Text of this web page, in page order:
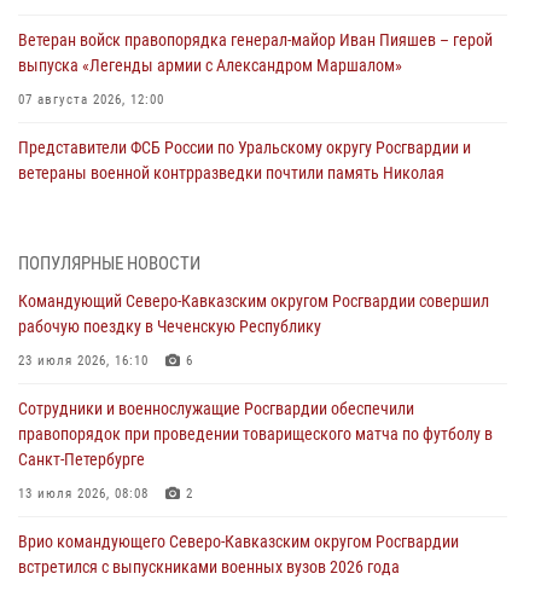
Ветеран войск правопорядка генерал-майор Иван Пияшев – герой
выпуска «Легенды армии с Александром Маршалом»
07 августа 2026, 12:00
Представители ФСБ России по Уральскому округу Росгвардии и
ветераны военной контрразведки почтили память Николая
Смольного собора в Санкт-Петербурге (видео)
07 августа 2026, 11:34
взрывобезопасности
07 августа 2026, 11:33
Рэпер ST посетил раненых росгвардейцев в Главном военном
07 августа 2026, 11:18 2
ПОПУЛЯРНЫЕ НОВОСТИ
Командующий Северо-Кавказским округом Росгвардии совершил
рабочую поездку в Чеченскую Республику
23 июля 2026, 16:10 6
Сотрудники и военнослужащие Росгвардии обеспечили
правопорядок при проведении товарищеского матча по футболу в
Санкт-Петербурге
13 июля 2026, 08:08 2
Врио командующего Северо-Кавказским округом Росгвардии
встретился с выпускниками военных вузов 2026 года